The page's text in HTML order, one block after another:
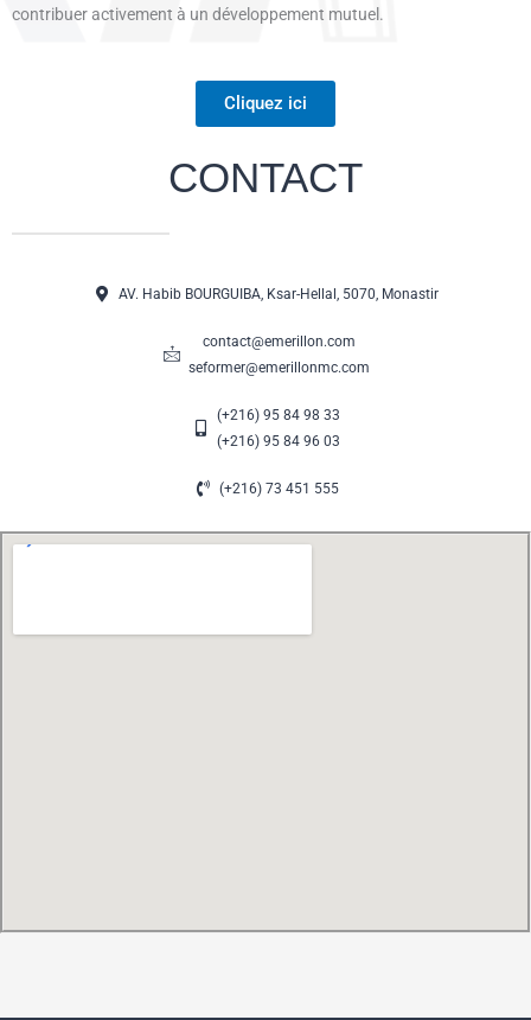
contribuer activement à un développement mutuel.
Cliquez ici
CONTACT
AV. Habib BOURGUIBA, Ksar-Hellal, 5070, Monastir
contact@emerillon.com
seformer@emerillonmc.com
(+216) 95 84 98 33
(+216) 95 84 96 03
(+216) 73 451 555